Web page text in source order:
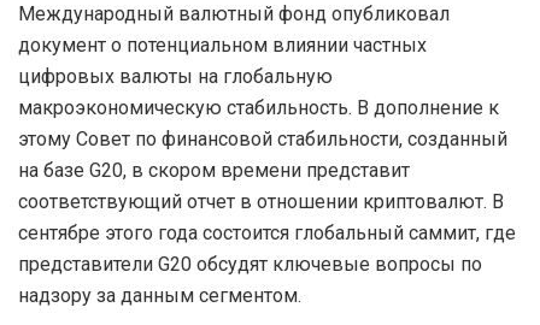
Международный валютный фонд опубликовал
документ о потенциальном влиянии частных
цифровых валюты на глобальную
макроэкономическую стабильность. В дополнение к
этому Совет по финансовой стабильности, созданный
на базе G20, в скором времени представит
соответствующий отчет в отношении криптовалют. В
сентябре этого года состоится глобальный саммит, где
представители G20 обсудят ключевые вопросы по
надзору за данным сегментом.